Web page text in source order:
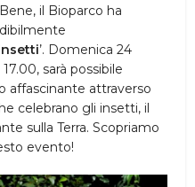
il Bioparco ha
’. Domenica 24
sarà possibile
affascinante attraverso
celebrano gli insetti, il
sulla Terra. Scopriamo
evento!